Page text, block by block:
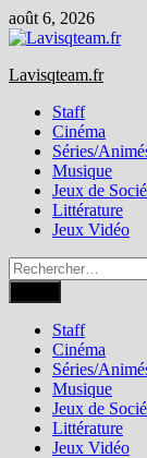
Passer
au
août 6, 2026
Lavisqteam.fr
Staff
Cinéma
Séries/
Musique
Jeux de
Littérature
Jeux Vidéo
Rechercher :
Staff
Cinéma
Séries/
Musique
Jeux de
Littérature
Jeux Vidéo